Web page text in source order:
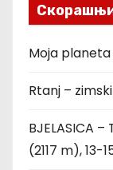
Moja planeta
Rtanj –
BJELASICA
(2117 m), 13-